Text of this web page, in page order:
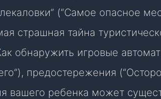
(“Самое опасное
страшная тайна
обнаружить игровые
предостережения
вашего ребенка может